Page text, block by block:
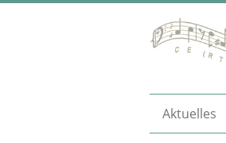
Aktuelles